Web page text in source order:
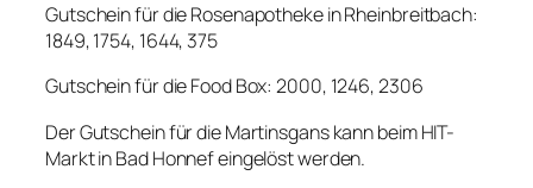
Gutschein für die Rosenapotheke in Rheinbreitbach:
1849, 1754, 1644, 375
Gutschein für die Food Box: 2000, 1246, 2306
Der Gutschein für die Martinsgans kann beim HIT-
Markt in Bad Honnef eingelöst werden.